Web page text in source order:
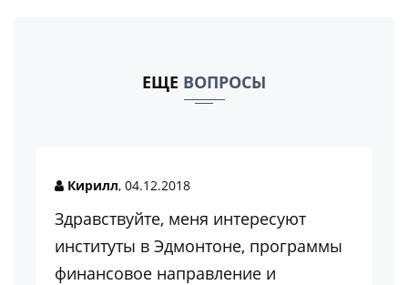
ЕЩЕ ВОПРОСЫ
Кирилл, 04.12.2018
Здравствуйте, меня интересуют
институты в Эдмонтоне, программы
финансовое направление и